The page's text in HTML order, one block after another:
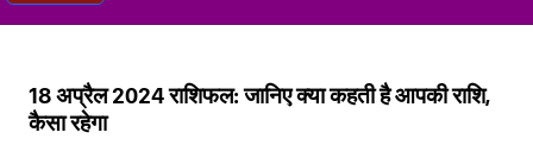
18 अप्रैल 2024 राशिफल: जानिए क्या कहती है आपकी राशि,
कैसा रहेगा